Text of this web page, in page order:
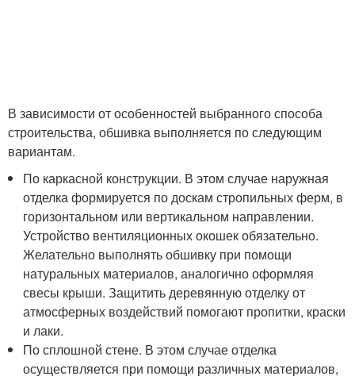
В зависимости от особенностей выбранного способа
строительства, обшивка выполняется по следующим
вариантам.
По каркасной конструкции. В этом случае наружная
отделка формируется по доскам стропильных ферм, в
горизонтальном или вертикальном направлении.
Устройство вентиляционных окошек обязательно.
Желательно выполнять обшивку при помощи
натуральных материалов, аналогично оформляя
свесы крыши. Защитить деревянную отделку от
атмосферных воздействий помогают пропитки, краски
и лаки.
По сплошной стене. В этом случае отделка
осуществляется при помощи различных материалов,